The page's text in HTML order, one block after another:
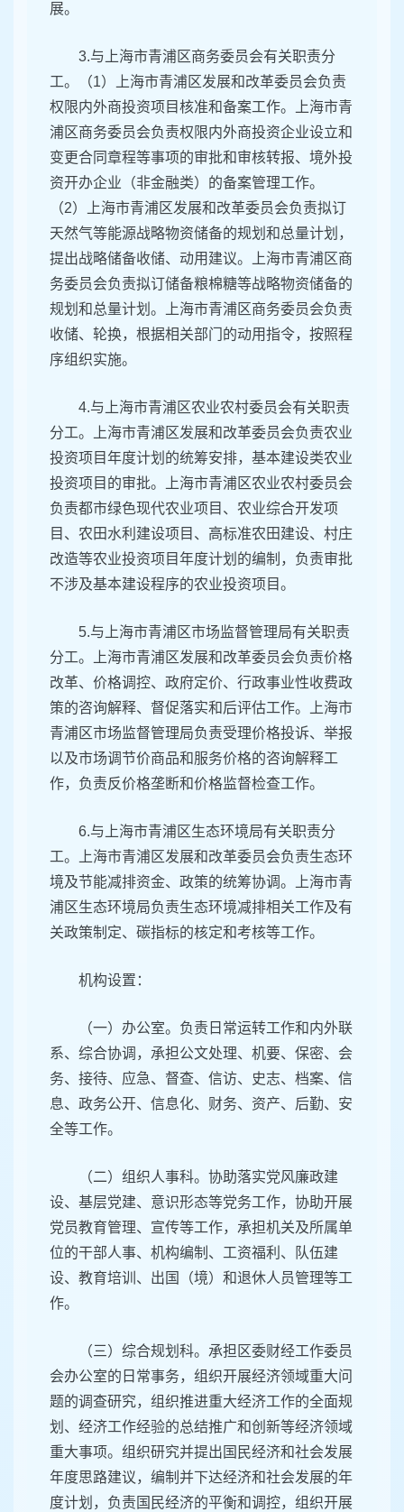
展。
3.与上海市青浦区商务委员会有关职责分
工。（1）上海市青浦区发展和改革委员会负责
权限内外商投资项目核准和备案工作。上海市青
浦区商务委员会负责权限内外商投资企业设立和
变更合同章程等事项的审批和审核转报、境外投
资开办企业（非金融类）的备案管理工作。
（2）上海市青浦区发展和改革委员会负责拟订
天然气等能源战略物资储备的规划和总量计划，
提出战略储备收储、动用建议。上海市青浦区商
务委员会负责拟订储备粮棉糖等战略物资储备的
规划和总量计划。上海市青浦区商务委员会负责
收储、轮换，根据相关部门的动用指令，按照程
序组织实施。
4.与上海市青浦区农业农村委员会有关职责
分工。上海市青浦区发展和改革委员会负责农业
投资项目年度计划的统筹安排，基本建设类农业
投资项目的审批。上海市青浦区农业农村委员会
负责都市绿色现代农业项目、农业综合开发项
目、农田水利建设项目、高标准农田建设、村庄
改造等农业投资项目年度计划的编制，负责审批
不涉及基本建设程序的农业投资项目。
5.与上海市青浦区市场监督管理局有关职责
分工。上海市青浦区发展和改革委员会负责价格
改革、价格调控、政府定价、行政事业性收费政
策的咨询解释、督促落实和后评估工作。上海市
青浦区市场监督管理局负责受理价格投诉、举报
以及市场调节价商品和服务价格的咨询解释工
作，负责反价格垄断和价格监督检查工作。
6.与上海市青浦区生态环境局有关职责分
工。上海市青浦区发展和改革委员会负责生态环
境及节能减排资金、政策的统筹协调。上海市青
浦区生态环境局负责生态环境减排相关工作及有
关政策制定、碳指标的核定和考核等工作。
机构设置：
（一）办公室。负责日常运转工作和内外联
系、综合协调，承担公文处理、机要、保密、会
务、接待、应急、督查、信访、史志、档案、信
息、政务公开、信息化、财务、资产、后勤、安
全等工作。
（二）组织人事科。协助落实党风廉政建
设、基层党建、意识形态等党务工作，协助开展
党员教育管理、宣传等工作，承担机关及所属单
位的干部人事、机构编制、工资福利、队伍建
设、教育培训、出国（境）和退休人员管理等工
作。
（三）综合规划科。承担区委财经工作委员
会办公室的日常事务，组织开展经济领域重大问
题的调查研究，组织推进重大经济工作的全面规
划、经济工作经验的总结推广和创新等经济领域
重大事项。组织研究并提出国民经济和社会发展
年度思路建议，编制并下达经济和社会发展的年
度计划，负责国民经济的平衡和调控，组织开展